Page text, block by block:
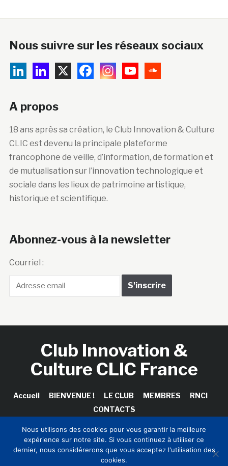
Nous suivre sur les réseaux sociaux
A propos
18 ans après sa création, le Club Innovation & Culture
CLIC est devenu la principale plateforme
francophone de veille, d’information, de formation et
de mutualisation sur l’innovation technologique et
sociale dans les lieux de patrimoine artistique,
historique et scientifique.
Abonnez-vous à la newsletter
Courriel :
Club Innovation &
Culture CLIC France
Accueil BIENVENUE ! LE CLUB MEMBRES
RNCI
CONTACTS
Copyright © 2026 Club Innovation & Culture CLIC France /
Nous utilisons des cookies pour vous garantir la meilleure
expérience sur notre site. Si vous continuez à utiliser ce
dernier, nous considérerons que vous acceptez l'utilisation des
cookies.